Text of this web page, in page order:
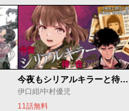
今夜もシリアルキラーと待ち合わせ
伊口紺/中村優児
11話無料